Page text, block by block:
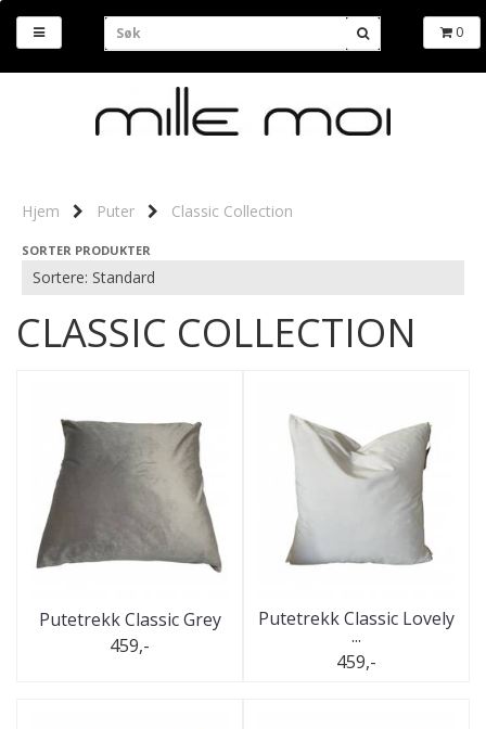
0
Hjem Puter Classic Collection
SORTER PRODUKTER
CLASSIC COLLECTION
Putetrekk Classic Grey
459,-
Putetrekk Classic Lovely
...
459,-